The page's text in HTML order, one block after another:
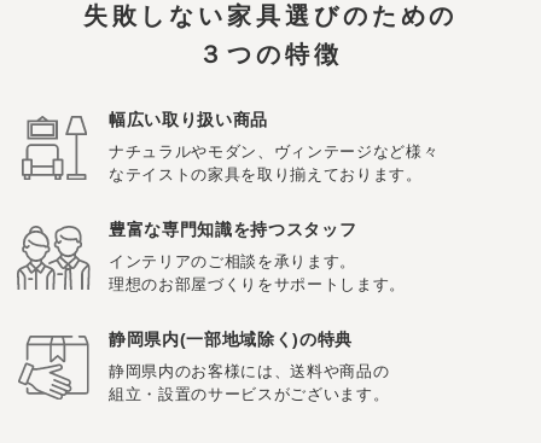
失敗しない家具選びのための
３つの特徴
幅広い取り扱い商品
ナチュラルやモダン、ヴィンテージなど様々
なテイストの家具を取り揃えております。
豊富な専門知識を持つスタッフ
インテリアのご相談を承ります。
理想のお部屋づくりをサポートします。
静岡県内(一部地域除く)の特典
静岡県内のお客様には、送料や商品の
組立・設置のサービスがございます。